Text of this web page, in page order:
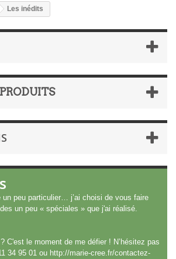
Les inédits
un peu particulier… j’ai choisi de vous faire
un peu « spéciales » que j'ai réalisé.
C'est le moment de me défier ! N’hésitez pas
34 95 01 ou http://marie-cree.fr/contactez-